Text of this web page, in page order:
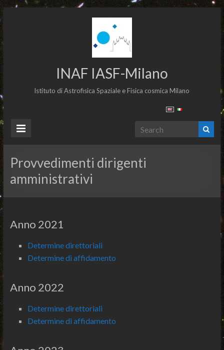
INAF IASF-Milano
Istituto di Astrofisica Spaziale e Fisica cosmica Milano
Provvedimenti dirigenti
amministrativi
Anno 2021
Determine direttoriali
Determine di affidamento
Anno 2022
Determine direttoriali
Determine di affidamento